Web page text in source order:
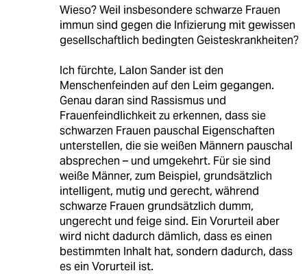
Wieso? Weil insbesondere schwarze Frauen
immun sind gegen die Infizierung mit gewissen
gesellschaftlich bedingten Geisteskrankheiten?
Ich fürchte, Lalon Sander ist den
Menschenfeinden auf den Leim gegangen.
Genau daran sind Rassismus und
Frauenfeindlichkeit zu erkennen, dass sie
schwarzen Frauen pauschal Eigenschaften
unterstellen, die sie weißen Männern pauschal
absprechen – und umgekehrt. Für sie sind
weiße Männer, zum Beispiel, grundsätzlich
intelligent, mutig und gerecht, während
schwarze Frauen grundsätzlich dumm,
ungerecht und feige sind. Ein Vorurteil aber
wird nicht dadurch dämlich, dass es einen
bestimmten Inhalt hat, sondern dadurch, dass
es ein Vorurteil ist.